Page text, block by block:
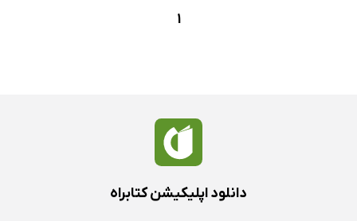
1
دانلود اپلیکیشن کتابراه